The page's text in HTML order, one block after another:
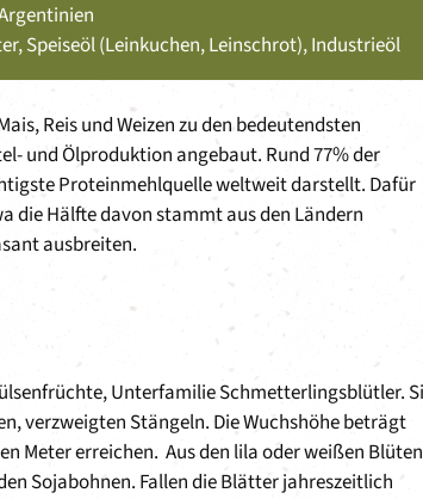
Speiseöl (Leinkuchen, Leinschrot), Industrieöl
Reis und Weizen zu den bedeutendsten
und Ölproduktion angebaut. Rund 77% der
Proteinmehlquelle weltweit darstellt. Dafür
die Hälfte davon stammt aus den Ländern
ausbreiten.
Unterfamilie Schmetterlingsblütler.
verzweigten Stängeln. Die Wuchshöhe beträgt
Meter erreichen. Aus den lila oder weißen Blüten
Sojabohnen. Fallen die Blätter jahreszeitlich